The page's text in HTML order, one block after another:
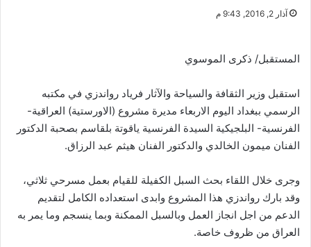
آذار 2, 2016, 9:43 م
المستقبل/ ذكرى الموسوي
استقبل وزير الثقافة والسياحة والآثار فرياد رواندزي في مكتبه
الرسمي ببغداد اليوم الاربعاء مديرة مشروع (الاورستية) العراقية-
الفرنسية- البلجيكية السيدة الفرنسية ياقوتة بلقاسم بصحبة الدكتور
الفنان ميمون الخالدي والدكتور الفنان هيثم عبد الرزاق.
وجرى خلال اللقاء بحث السبل الكفيلة للقيام بعمل مسرحي ثلاثي،
وقد بارك رواندزي هذا المشروع وابدى استعداده الكامل لتقديم
الدعم من اجل انجاز العمل وبالسبل الممكنة وبما ينسجم وما يمر به
العراق من ظروف خاصة.